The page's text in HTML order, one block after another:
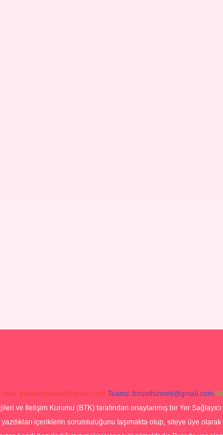
mail: backlinkpaneli@gmail.com Teams: forumhizmeti@gmail.com
ve İletişim Kurumu (BTK) tarafından onaylanmış bir Yer
içeriklerin sorumluluğunu taşımakta olup, siteye üye